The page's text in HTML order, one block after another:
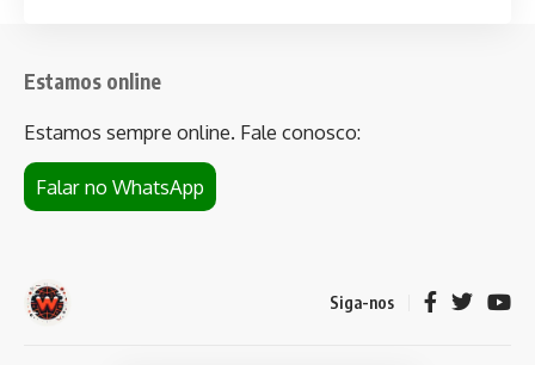
Estamos online
Estamos sempre online. Fale conosco:
Falar no WhatsApp
Siga-nos